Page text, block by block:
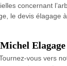
concernant
le devis élagage
Elagage
vous vers